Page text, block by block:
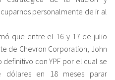
personalmente de ir al
que entre el 16 y 17 de julio
de Chevron Corporation, John
con YPF por el cual se
dólares en 18 meses parar